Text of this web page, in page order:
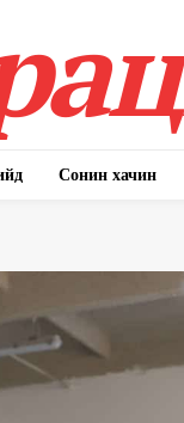
Сонин хачин